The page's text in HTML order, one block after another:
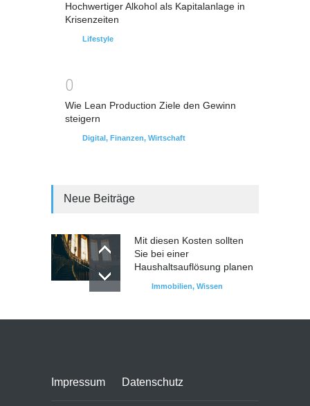
Hochwertiger Alkohol als Kapitalanlage in
Krisenzeiten
Lifestyle
0
Wie Lean Production Ziele den Gewinn
steigern
Digital, Finanzen, Wirtschaft
Neue Beiträge
Mit diesen Kosten sollten
Sie bei einer
Haushaltsauflösung planen
Immobilien, Wissen
Impressum Datenschutz